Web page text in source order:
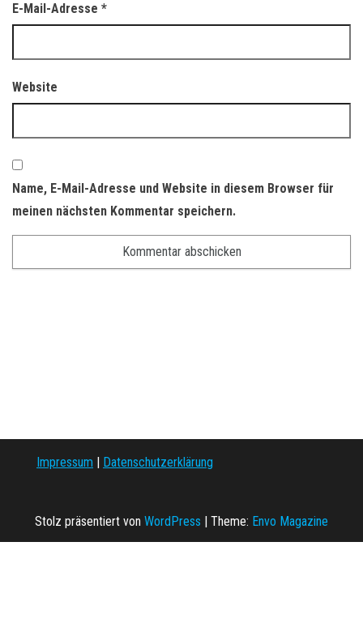
E-Mail-Adresse *
Website
Name, E-Mail-Adresse und Website in diesem Browser für
meinen nächsten Kommentar speichern.
Impressum Datenschutzerklärung
Stolz präsentiert von WordPress Theme: Envo Magazine